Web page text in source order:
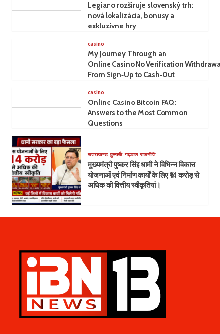
Legiano rozširuje slovenský trh:
nová lokalizácia, bonusy a
exkluzívne hry
casino
My Journey Through an
Online Casino No Verification
From Sign‑Up to Cash‑Out
casino
Online Casino Bitcoin FAQ:
Answers to the Most Common
Questions
उत्तराखण्ड कुमाऊँ गढ़वाल राजनीति
मुख्यमंत्री पुष्कर सिंह धामी ने विभिन्न विकास
योजनाओं एवं निर्माण कार्यों के लिए ₹14 करोड़ से
अधिक की वित्तीय स्वीकृतियां।